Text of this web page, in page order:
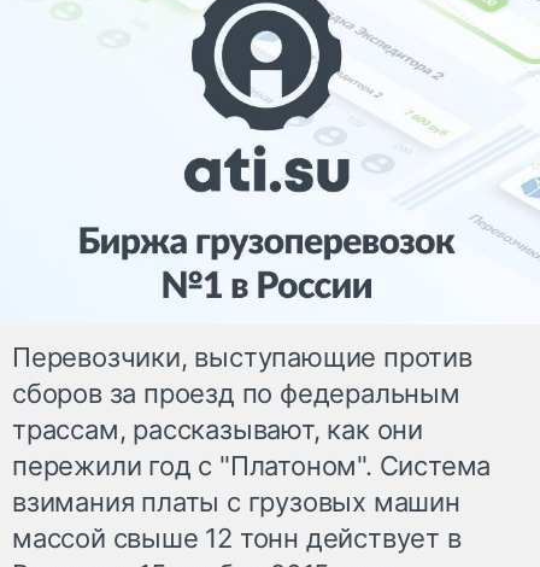
Перевозчики, выступающие против
сборов за проезд по федеральным
трассам, рассказывают, как они
пережили год с "Платоном". Система
взимания платы с грузовых машин
массой свыше 12 тонн действует в